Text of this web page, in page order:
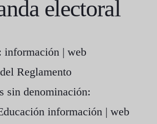
electoral
información | web
Reglamento
sin denominación:
información | web